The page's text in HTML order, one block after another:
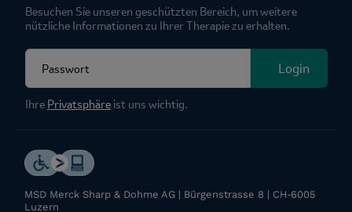
Besuchen Sie unseren geschützten Bereich, um weitere
nützliche Informationen zu Ihrer Therapie zu erhalten.
Fieldset for group named: password
Login
Ihre Privatsphäre ist uns wichtig.
MSD Merck Sharp & Dohme AG | Bürgenstrasse 8 | CH‑6005
Luzern